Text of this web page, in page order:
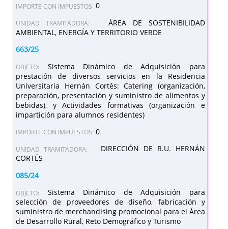
IMPORTE CON IMPUESTOS: 0
UNIDAD TRAMITADORA:
ÁREA DE SOSTENIBILIDAD
AMBIENTAL, ENERGÍA Y TERRITORIO VERDE
663/25
OBJETO:
Sistema Dinámico de Adquisición para
prestación de diversos servicios en la Residencia
Universitaria Hernán Cortés: Catering (organización,
preparación, presentación y suministro de alimentos y
bebidas), y Actividades formativas (organización e
impartición para alumnos residentes)
IMPORTE CON IMPUESTOS: 0
UNIDAD TRAMITADORA:
DIRECCIÓN DE R.U. HERNÁN
CORTÉS
085/24
OBJETO:
Sistema Dinámico de Adquisición para
selección de proveedores de diseño, fabricación y
suministro de merchandising promocional para el Área
de Desarrollo Rural, Reto Demográfico y Turismo